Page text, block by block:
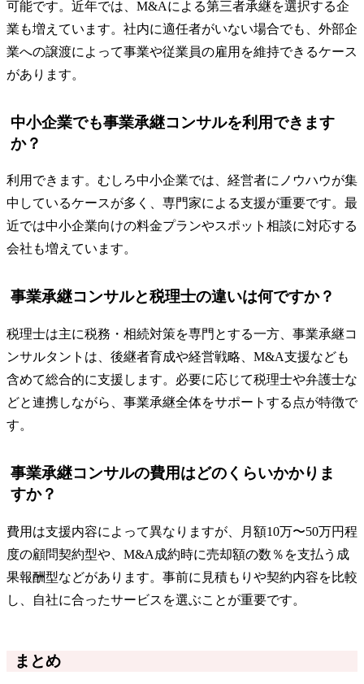
可能です。近年では、M&Aによる第三者承継を選択する企
業も増えています。社内に適任者がいない場合でも、外部企
業への譲渡によって事業や従業員の雇用を維持できるケース
があります。
中小企業でも事業承継コンサルを利用できます
か？
利用できます。むしろ中小企業では、経営者にノウハウが集
中しているケースが多く、専門家による支援が重要です。最
近では中小企業向けの料金プランやスポット相談に対応する
会社も増えています。
事業承継コンサルと税理士の違いは何ですか？
税理士は主に税務・相続対策を専門とする一方、事業承継コ
ンサルタントは、後継者育成や経営戦略、M&A支援なども
含めて総合的に支援します。必要に応じて税理士や弁護士な
どと連携しながら、事業承継全体をサポートする点が特徴で
す。
事業承継コンサルの費用はどのくらいかかりま
すか？
費用は支援内容によって異なりますが、月額10万〜50万円程
度の顧問契約型や、M&A成約時に売却額の数％を支払う成
果報酬型などがあります。事前に見積もりや契約内容を比較
し、自社に合ったサービスを選ぶことが重要です。
まとめ